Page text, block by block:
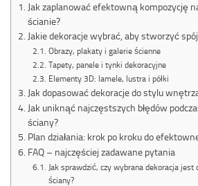
Jak zaplanować efektowną kompozycję
ścianie?
Jakie dekoracje wybrać, aby stworzyć
Obrazy, plakaty i galerie ścienne
Tapety, panele i tynki dekoracyjne
Elementy 3D: lamele, lustra i półki
Jak dopasować dekoracje do stylu
Jak uniknąć najczęstszych błędów
ściany?
Plan działania: krok po kroku do
FAQ – najczęściej zadawane pytania
Jak sprawdzić, czy wybrana dekoracja jest
ściany?